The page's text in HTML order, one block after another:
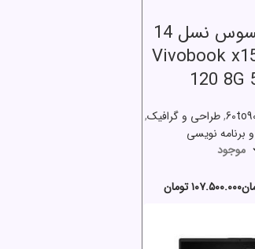
لپ تاپ ایسوس نسل 14
Vivobook
120 8G
,طراحی و گرافیک,
برنامه نویسی
موجود
تومان